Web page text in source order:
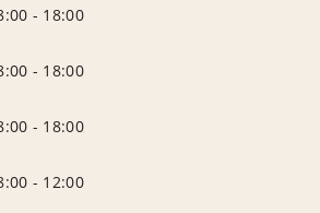
- 18:00
- 18:00
- 18:00
- 12:00